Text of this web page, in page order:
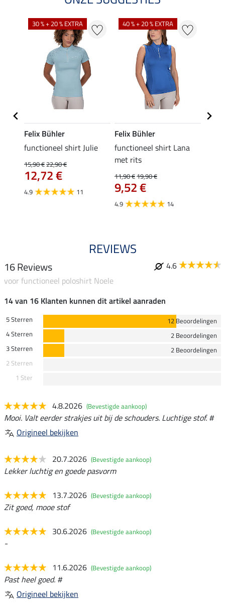
30 % + 20 % EXTRA
Felix Bühler
functioneel shirt Julie
15,90 €22,90 €
12,72 €
4.9 11
40 % + 20 % EXTRA
Felix Bühler
functioneel shirt Lana
met rits
11,90 €19,90 €
9,52 €
4.9 14
REVIEWS
16 Reviews
4.6
voor functioneel poloshirt Noele
14 van 16 Klanten kunnen dit artikel aanraden
5 Sterren
12 Beoordelingen
4 Sterren
2 Beoordelingen
3 Sterren
2 Beoordelingen
2 Sterren
1 Ster
4.8.2026 (Bevestigde aankoop)
Mooi. Valt eerder strakjes uit bij de schouders. Luchtige stof. #
Origineel bekijken
20.7.2026 (Bevestigde aankoop)
Lekker luchtig en goede pasvorm
13.7.2026 (Bevestigde aankoop)
Zit goed, mooe stof
30.6.2026 (Bevestigde aankoop)
-
11.6.2026 (Bevestigde aankoop)
Past heel goed. #
Origineel bekijken